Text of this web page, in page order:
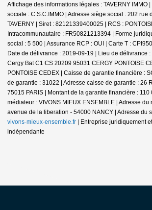
Affichage des informations légales : TAVERNY IMMO
sociale : C.S.C.IMMO | Adresse siège social : 202 rue
TAVERNY | Siret : 82121339400025 | RCS :
Intracommunautaire : FR50821213394 | Forme
social : 5 500 | Assurance RCP : OUI | Carte T :
Date de délivrance : 2019-09-19 | Lieu de délivrance
Cergy Bat C1 CS 20209 95031 CERGY PONTOISE
PONTOISE CEDEX | Caisse de garantie financière :
de garantie : 31022 | Adresse caisse de garantie : 26
75015 PARIS | Montant de la garantie financière : 110
médiateur : VIVONS MIEUX ENSEMBLE | Adresse du
avenue de la liberation - 54000 NANCY | Adresse du
vivons-mieux-ensemble.fr | Entreprise juridiquement
indépendante